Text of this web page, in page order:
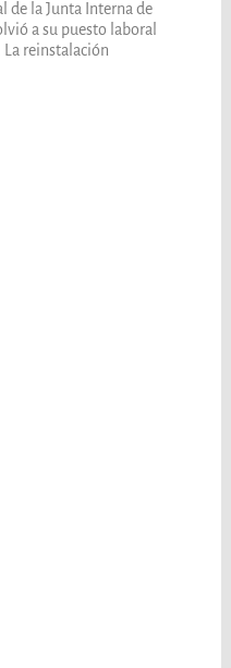
de la Junta Interna de
a su puesto laboral
reinstalación